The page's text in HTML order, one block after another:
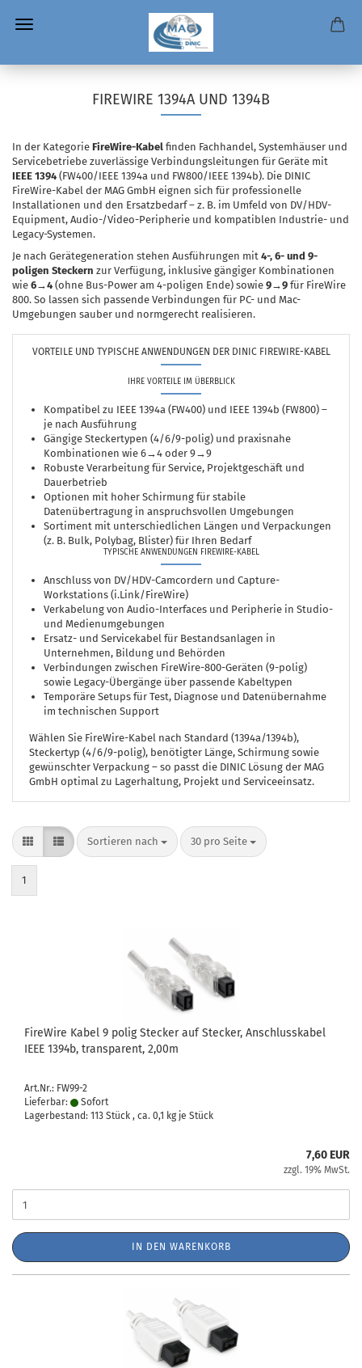
FIREWIRE 1394A UND 1394B
In der Kategorie FireWire-Kabel finden Fachhandel, Systemhäuser und
Servicebetriebe zuverlässige Verbindungsleitungen für Geräte mit
IEEE 1394 (FW400/IEEE 1394a und FW800/IEEE 1394b). Die DINIC
FireWire-Kabel der MAG GmbH eignen sich für professionelle
Installationen und den Ersatzbedarf – z. B. im Umfeld von DV/HDV-
Equipment, Audio-/Video-Peripherie und kompatiblen Industrie- und
Legacy-Systemen.
Je nach Gerätegeneration stehen Ausführungen mit 4-, 6- und 9-
poligen Steckern zur Verfügung, inklusive gängiger Kombinationen
wie 6→4 (ohne Bus-Power am 4-poligen Ende) sowie 9→9 für FireWire
800. So lassen sich passende Verbindungen für PC- und Mac-
Umgebungen sauber und normgerecht realisieren.
VORTEILE UND TYPISCHE ANWENDUNGEN DER DINIC FIREWIRE-KABEL
IHRE VORTEILE IM ÜBERBLICK
Kompatibel zu IEEE 1394a (FW400) und IEEE 1394b (FW800) –
je nach Ausführung
Gängige Steckertypen (4/6/9-polig) und praxisnahe
Kombinationen wie 6→4 oder 9→9
Robuste Verarbeitung für Service, Projektgeschäft und
Dauerbetrieb
Optionen mit hoher Schirmung für stabile
Datenübertragung in anspruchsvollen Umgebungen
Sortiment mit unterschiedlichen Längen und Verpackungen
(z. B. Bulk, Polybag, Blister) für Ihren Bedarf
TYPISCHE ANWENDUNGEN FIREWIRE-KABEL
Anschluss von DV/HDV-Camcordern und Capture-
Workstations (i.Link/FireWire)
Verkabelung von Audio-Interfaces und Peripherie in Studio-
und Medienumgebungen
Ersatz- und Servicekabel für Bestandsanlagen in
Unternehmen, Bildung und Behörden
Verbindungen zwischen FireWire-800-Geräten (9-polig)
sowie Legacy-Übergänge über passende Kabeltypen
Temporäre Setups für Test, Diagnose und Datenübernahme
im technischen Support
Wählen Sie FireWire-Kabel nach Standard (1394a/1394b),
Steckertyp (4/6/9-polig), benötigter Länge, Schirmung sowie
gewünschter Verpackung – so passt die DINIC Lösung der MAG
GmbH optimal zu Lagerhaltung, Projekt und Serviceeinsatz.
Sortieren nach
Sortieren nach 30 pro Seite
pro Seite
1
FireWire Kabel 9 polig Stecker auf Stecker, Anschlusskabel
IEEE 1394b, transparent, 2,00m
Art.Nr.: FW99-2
Lieferbar:
Sofort
Lagerbestand: 113 Stück , ca. 0,1 kg je Stück
7,60 EUR
zzgl. 19% MwSt.
IN DEN WARENKORB